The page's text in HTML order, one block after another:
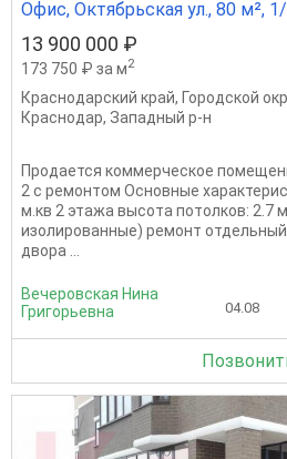
Офис, Октябрьская ул., 80 м²,
13 900 000 ₽
173 750 ₽ за м2
Краснодарский край, Городской
Краснодар, Западный р-н
Продается коммерческое
2 с ремонтом Основные
м.кв 2 этажа высота потолков: 2.7
изолированные) ремонт
двора ...
Вечеровская Нина
Григорьевна
04.08